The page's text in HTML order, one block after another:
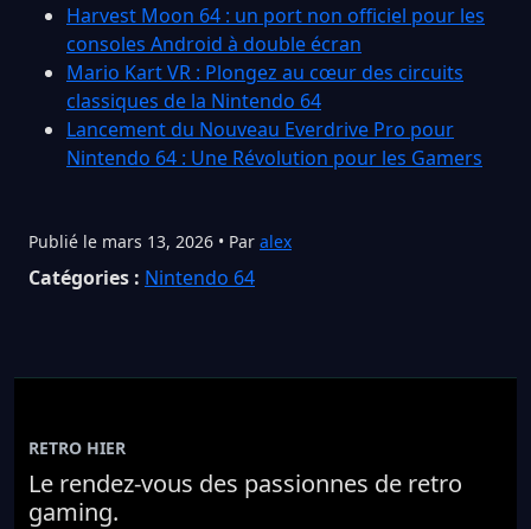
Harvest Moon 64 : un port non officiel pour les
consoles Android à double écran
Mario Kart VR : Plongez au cœur des circuits
classiques de la Nintendo 64
Lancement du Nouveau Everdrive Pro pour
Nintendo 64 : Une Révolution pour les Gamers
Publié le mars 13, 2026 • Par alex
Catégories : Nintendo 64
RETRO HIER
Le rendez-vous des passionnes de retro
gaming.